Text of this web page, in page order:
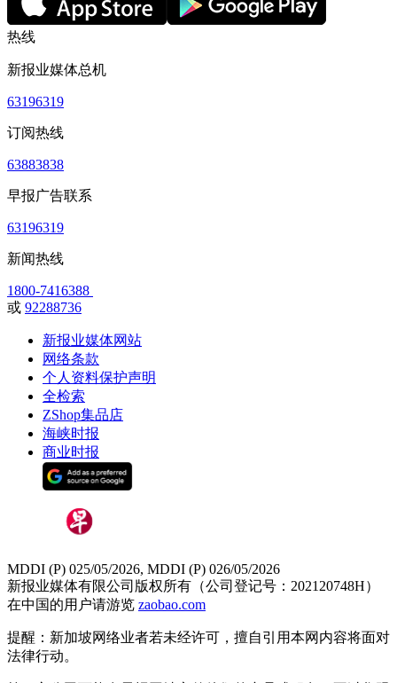
热线
新报业媒体总机
63196319
订阅热线
63883838
早报广告联系
63196319
新闻热线
1800-7416388
或 92288736
新报业媒体网站
网络条款
个人资料保护声明
全检索
ZShop集品店
海峡时报
商业时报
MDDI (P) 025/05/2026, MDDI (P) 026/05/2026
新报业媒体有限公司版权所有（公司登记号：202120748H）
在中国的用户请游览 zaobao.com
提醒：新加坡网络业者若未经许可，擅自引用本网内容将面对
法律行动。